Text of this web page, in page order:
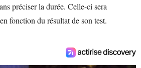
préciser la durée. Celle-ci sera
fonction du résultat de son test.